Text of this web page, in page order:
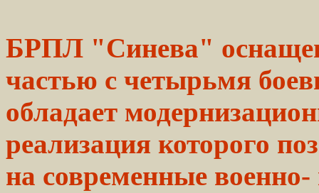
БРПЛ "Синева"
частью с четырьмя
обладает
реализация которого
на современные